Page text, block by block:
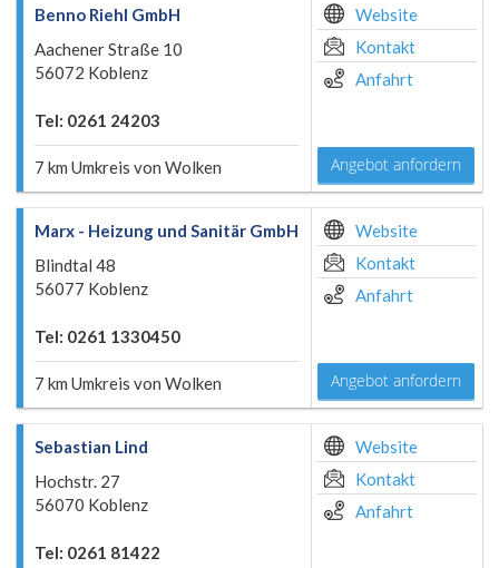
Benno Riehl GmbH
Aachener Straße 10
56072 Koblenz
Tel: 0261 24203
7 km Umkreis von Wolken
Website
Kontakt
Anfahrt
Angebot anfordern
Marx - Heizung und Sanitär GmbH
Blindtal 48
56077 Koblenz
Tel: 0261 1330450
7 km Umkreis von Wolken
Website
Kontakt
Anfahrt
Angebot anfordern
Sebastian Lind
Hochstr. 27
56070 Koblenz
Tel: 0261 81422
Website
Kontakt
Anfahrt